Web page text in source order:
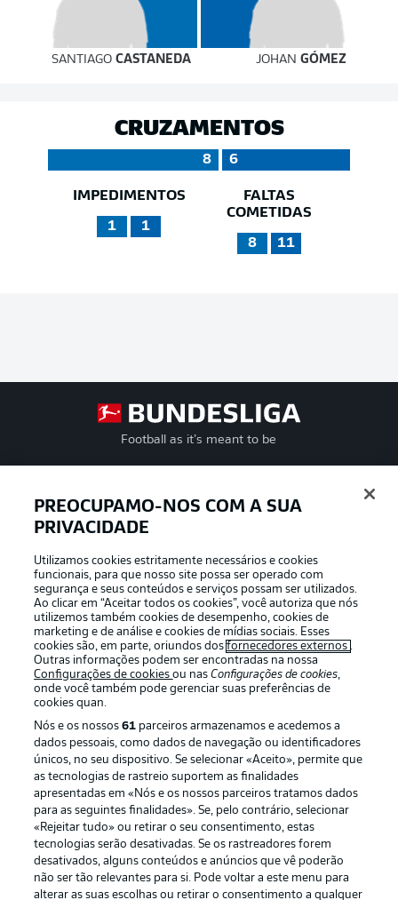
SANTIAGO CASTANEDA JOHANGÓMEZ
CRUZAMENTOS
8 6
IMPEDIMENTOS
1 1
FALTAS
COMETIDAS
8 11
Football as it’s meant to be
APLICATIVO DA BUNDESLIGA
Oferecido por
Publicidade Avisos legais
Gerir preferências Aviso de privacidade
Trabalhe conosco
PREOCUPAMO-NOS COM A SUA
PRIVACIDADE
Utilizamos cookies estritamente necessários e cookies
funcionais, para que nosso site possa ser operado com
segurança e seus conteúdos e serviços possam ser utilizados.
Ao clicar em “Aceitar todos os cookies”, você autoriza que nós
utilizemos também cookies de desempenho, cookies de
marketing e de análise e cookies de mídias sociais. Esses
cookies são, em parte, oriundos dosfornecedores externos .
Outras informações podem ser encontradas na nossa
Configurações de cookiesou nasConfigurações de cookies,
onde você também pode gerenciar suas preferências de
cookies quan.
Nós e os nossos61 parceiros armazenamos e acedemos a
dados pessoais, como dados de navegação ou identificadores
únicos, no seu dispositivo. Se selecionar «Aceito», permite que
as tecnologias de rastreio suportem as finalidades
apresentadas em «Nós e os nossos parceiros tratamos dados
para as seguintes finalidades». Se, pelo contrário, selecionar
«Rejeitar tudo» ou retirar o seu consentimento, estas
tecnologias serão desativadas. Se os rastreadores forem
desativados, alguns conteúdos e anúncios que vê poderão
não ser tão relevantes para si. Pode voltar a este menu para
alterar as suas escolhas ou retirar o consentimento a qualquer